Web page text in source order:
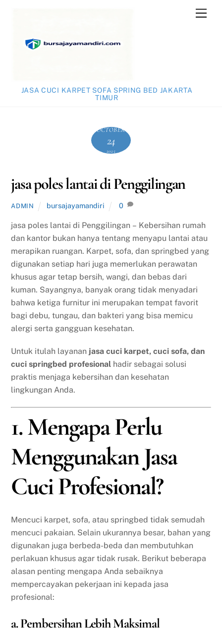
JASA CUCI KARPET SOFA SPRING BED JAKARTA
TIMUR
OCTOBER
24
2025
jasa poles lantai di Penggilingan
ADMIN bursajayamandiri 0
jasa poles lantai di Penggilingan – Kebersihan rumah
dan kantor bukan hanya tentang menyapu lantai atau
merapikan ruangan. Karpet, sofa, dan springbed yang
digunakan setiap hari juga memerlukan perawatan
khusus agar tetap bersih, wangi, dan bebas dari
kuman. Sayangnya, banyak orang tidak menyadari
bahwa ketiga furnitur ini merupakan tempat favorit
bagi debu, tungau, dan bakteri yang bisa memicu
alergi serta gangguan kesehatan.
Untuk itulah layanan jasa cuci karpet, cuci sofa, dan
cuci springbed profesional hadir sebagai solusi
praktis menjaga kebersihan dan kesehatan
lingkungan Anda.
1. Mengapa Perlu
Menggunakan Jasa
Cuci Profesional?
Mencuci karpet, sofa, atau springbed tidak semudah
mencuci pakaian. Selain ukurannya besar, bahan yang
digunakan juga berbeda-beda dan membutuhkan
perlakuan khusus agar tidak rusak. Berikut beberapa
alasan penting mengapa Anda sebaiknya
mempercayakan pekerjaan ini kepada jasa
profesional:
a. Pembersihan Lebih Maksimal